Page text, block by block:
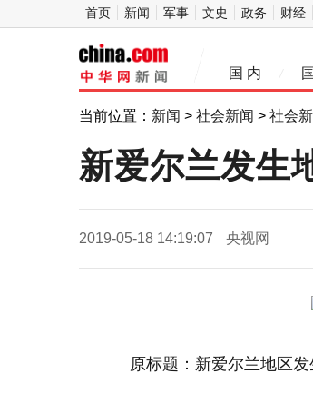
首页 新闻 军事 文史 政务 财经
华网
国 内
当前位置： 新闻 > 社会新闻 > 社会
新爱尔兰发生
2019-05-18 14:19:07 央视网
原标题：新爱尔兰地区